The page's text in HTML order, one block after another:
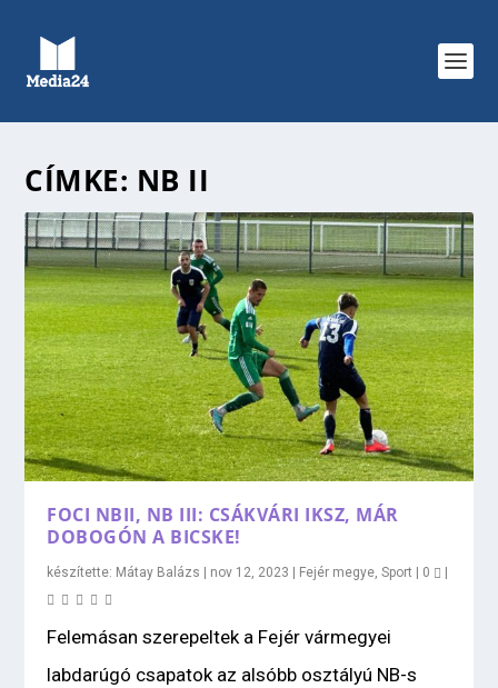
CÍMKE: NB II
FOCI NBII, NB III: CSÁKVÁRI IKSZ, MÁR
DOBOGÓN A BICSKE!
készítette: Mátay Balázs | nov 12, 2023 | Fejér megye ,Sport | 0 |
Felemásan szerepeltek a Fejér vármegyei
labdarúgó csapatok az alsóbb osztályú NB-s